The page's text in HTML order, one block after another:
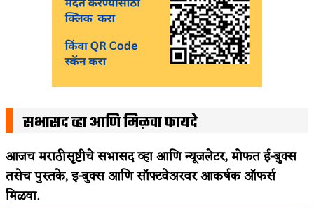
सभासद व्हा आणि मिळवा फायदे
आजच मराठीसृष्टीचे सभासद व्हा आणि न्यूजलेटर, मोफत ई-बुक्स
तसेच पुस्तके, इ-बुक्स आणि सॉफ्टवेअरवर आकर्षक ऑफर्स
मिळवा.